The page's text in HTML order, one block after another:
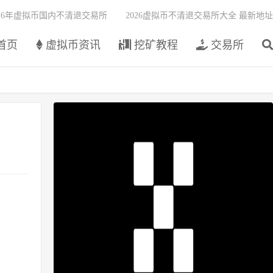
页 虚拟币资讯 挖矿教程 交易所
年虚拟币国内不清退交易所 2026虚拟币不清退交易所大全 最新地址